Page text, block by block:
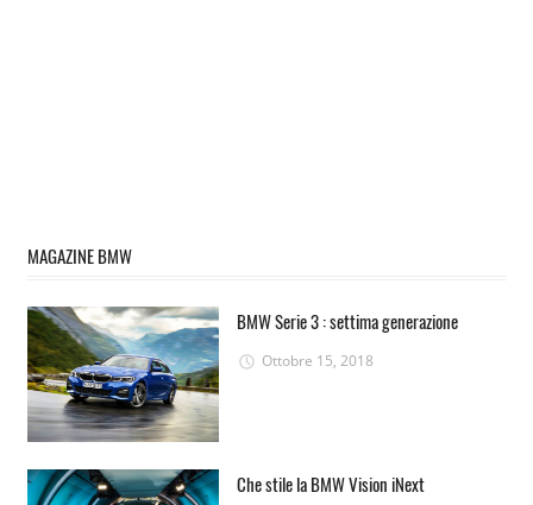
MAGAZINE BMW
BMW Serie 3 : settima generazione
Ottobre 15, 2018
Che stile la BMW Vision iNext